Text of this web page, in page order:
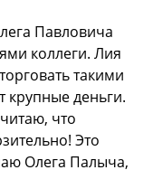
Павловича
коллеги. Лия
такими
крупные деньги.
что
Это
Олега Палыча,